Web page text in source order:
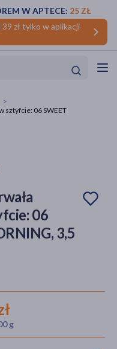
zł tylko w aplikacji
W APTECE: 25 ZŁ
sztyfcie: 06 SWEET
06
3,5
g